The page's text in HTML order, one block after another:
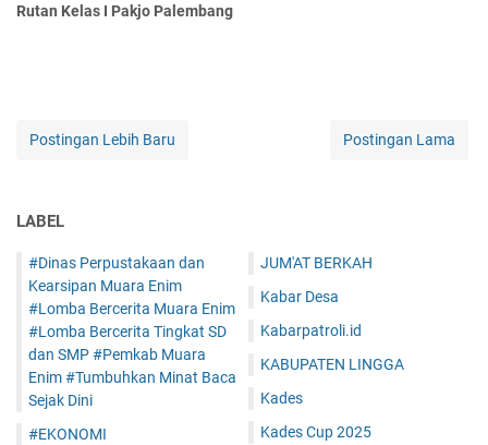
Rutan Kelas I Pakjo Palembang
Postingan Lebih Baru Postingan Lama
LABEL
#Dinas Perpustakaan dan
Kearsipan Muara Enim
#Lomba Bercerita Muara Enim
#Lomba Bercerita Tingkat SD
dan SMP #Pemkab Muara
Enim #Tumbuhkan Minat Baca
Sejak Dini
#EKONOMI
JUM'AT BERKAH
Kabar Desa
Kabarpatroli.id
KABUPATEN LINGGA
Kades
Kades Cup 2025